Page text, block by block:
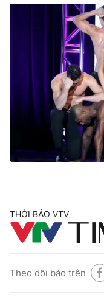
Pháp luật
Thế giới
Thế giới đó đây
Câu chuyện quốc tế
Kinh tế
Thị trường
Góc doanh nghiệp
Dữ liệu và đời sống
Truyền hình
Phim VTV
Hậu trường
Giải trí
Điện ảnh
Âm nhạc
Du lịch
THỜI BÁO VTV
Theo dõi báo trên